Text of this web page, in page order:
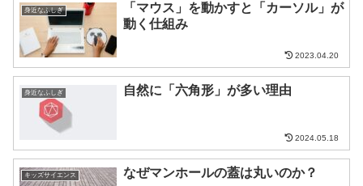
身近なふしぎ
「マウス」を動かすと「カーソル」が
動く仕組み
2023.04.20
身近なふしぎ 自然に「六角形」が多い理由
2024.05.18
キッズサイエンス なぜマンホールの蓋は丸いのか？